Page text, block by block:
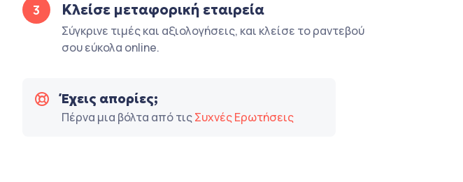
3 Κλείσε μεταφορική εταιρεία
Σύγκρινε τιμές και αξιολογήσεις, και κλείσε το ραντεβού
σου εύκολα online.
Έχεις απορίες;
Πέρνα μια βόλτα από τιςΣυχνές Ερωτήσεις